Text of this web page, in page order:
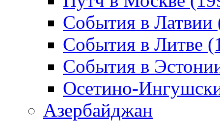
События в Латвии
События в Литве
События в
Осетино-
Азербайджан